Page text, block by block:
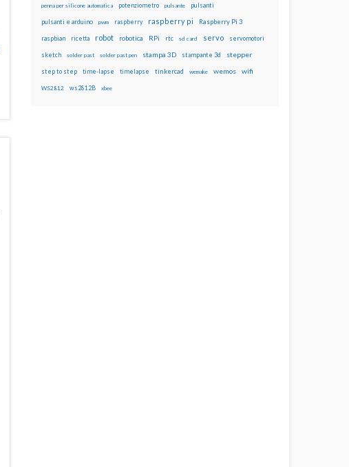
penna per silicone automatica potenziometro pulsante pulsanti
pulsanti e arduino pwm raspberry raspberry pi Raspberry Pi 3
raspbian ricetta robot robotica RPi rtc sd card servo servomotori
sketch solder past solder past pen stampa 3D stampante 3d stepper
step to step time-lapse timelapse tinkercad wemake wemos wifi
WS2812 ws2812B xbee